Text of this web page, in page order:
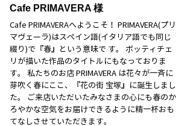
Cafe PRIMAVERA 様
Cafe PRIMAVERAへようこそ！ PRIMAVERA(プリ
マヴェーラ)はスペイン語(イタリア語でも同じ
綴り)で『春』という意味で す。 ボッティチェ
リが描いた作品のタイトルにもなっておりま
す。 私たちのお店 PRIMAVERA は花々が一斉に
芽吹く春にここ、『花の街 宝塚』に誕生しまし
た。 ご来店いただいたみなさまの心にも春のか
ろやかな空気をお届けできるように精一杯おも
てなしさせていただきます。